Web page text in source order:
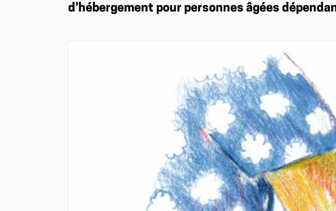
d’hébergement pour personnes âgées